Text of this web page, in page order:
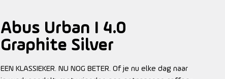
Abus Urban I 4.0
Graphite Silver
EEN KLASSIEKER. NU NOG BETER. Of je nu elke dag naar